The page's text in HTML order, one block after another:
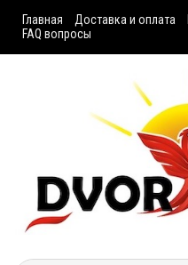
Главная Доставка и оплата
FAQ вопросы